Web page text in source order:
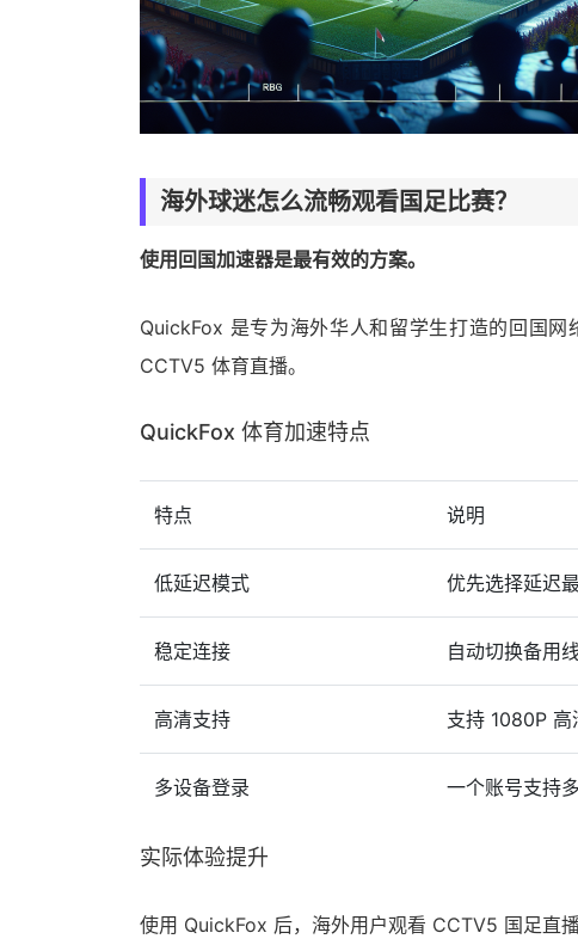
海外球迷怎么流畅观看国足比赛？
使用回国加速器是最有效的方案。
QuickFox 是专为海外华人和留学生打造的回国
CCTV5 体育直播。
QuickFox 体育加速特点
特点 说明
低延迟模式 优先选择延迟
稳定连接 自动切换备用
高清支持 支持 1080P 高
多设备登录 一个账号支持
实际体验提升
使用 QuickFox 后，海外用户观看 CCTV5 国足直播